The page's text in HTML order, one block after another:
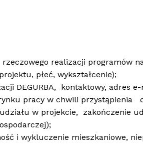
realizacji programów
płeć, wykształcenie);
DEGURBA, kontaktowy, adres
pracy w chwili przystąpienia
w projekcie, zakończenie
i wykluczenie mieszkaniowe,